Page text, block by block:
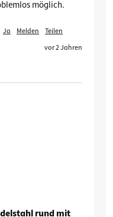
möglich.
Ja Melden
Teilen
vor 2 Jahren
rund mit